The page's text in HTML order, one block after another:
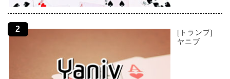
[トランプ]
ヤニブ